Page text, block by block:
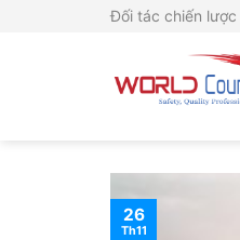
Đối tác chiến lược
26
Th11